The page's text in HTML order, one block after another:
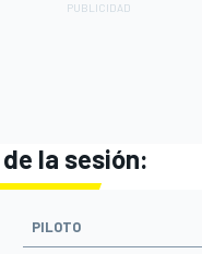
la sesión:
PILOTO